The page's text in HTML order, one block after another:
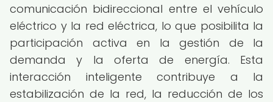
comunicación bidireccional entre el vehículo
eléctrico y la red eléctrica, lo que posibilita la
participación activa en la gestión de la
demanda y la oferta de energía. Esta
interacción inteligente contribuye a la
estabilización de la red, la reducción de los